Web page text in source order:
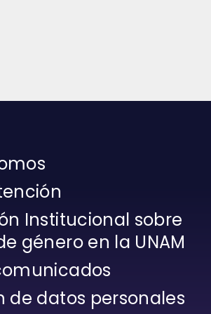
Institucional sobre
género en la UNAM
de datos personales